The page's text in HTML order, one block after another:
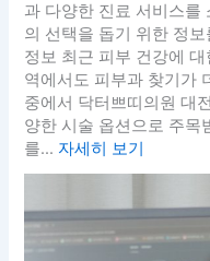
과 다양한 진료 서비스를
의 선택을 돕기 위한 정
정보 최근 피부 건강에
역에서도 피부과 찾기가
중에서 닥터쁘띠의원 대
양한 시술 옵션으로 주목
를... 자세히 보기